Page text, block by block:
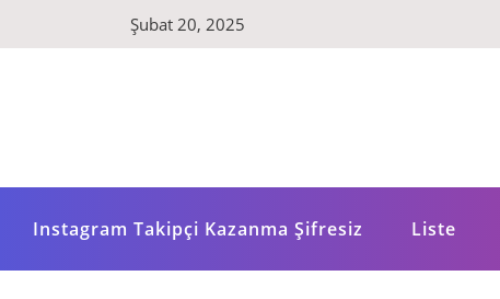
Şubat 20, 2025
Instagram Takipçi Kazanma Şifresiz Liste